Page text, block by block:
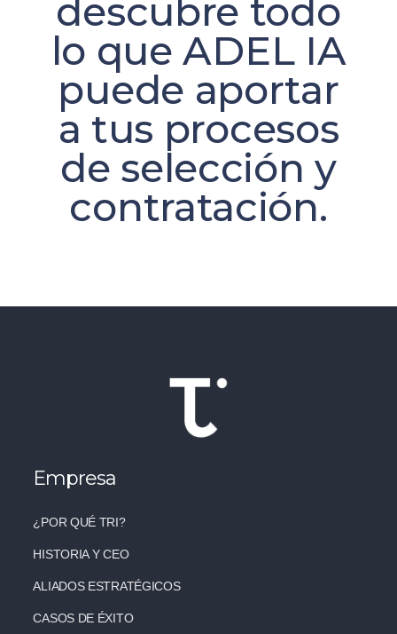
descubre todo
lo que ADEL IA
puede aportar
a tus procesos
de selección y
contratación.
Empresa
¿POR QUÉ TRI?
HISTORIA Y CEO
ALIADOS ESTRATÉGICOS
CASOS DE ÉXITO